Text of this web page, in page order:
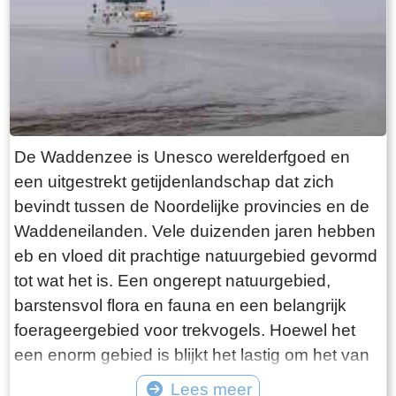
want deze is aan de binnenkant ook de moeite
waard. Er hangt een aantal historische houten
rouwborden aan de muur. In de huizen brandt
licht en de kachel. Aan de andere kant van de
terp loop je weer naar beneden, nu via voetpad
van gele klinkers. Als je daarna links aanhoudt
kom je gewoon weer uit waar je bent begonnen.
Het is moeilijk voor te stellen dat een dergelijk
terp ooit door mensenhanden is gemaakt.
Terpen hadden een belangrijke functie als
bescherming tegen overstromingen vanuit zee.
Na de aanleg van dijken werden ze, ontdaan
van hun nut, voor het grootste deel weer
afgegraven. De vruchtbare grond naar elders
verscheept. Hoe rigoureus deze vorm van
De Waddenzee is Unesco werelderfgoed en
een uitgestrekt getijdenlandschap dat zich
bevindt tussen de Noordelijke provincies en de
Waddeneilanden. Vele duizenden jaren hebben
eb en vloed dit prachtige natuurgebied gevormd
tot wat het is. Een ongerept natuurgebied,
barstensvol flora en fauna en een belangrijk
foerageergebied voor trekvogels. Hoewel het
een enorm gebied is blijkt het lastig om het van
dichtbij te zien en ervaren. Natuurlijk kun je in
Lees meer